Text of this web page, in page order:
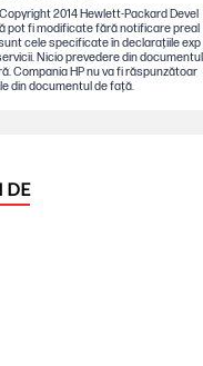
2014 Hewlett-Packard Devel
pot fi modificate fără notificare preal
cele specificate în declaraţiile exp
Nicio prevedere din documentul
Compania HP nu va fi răspunzătoar
din documentul de faţă.
DE